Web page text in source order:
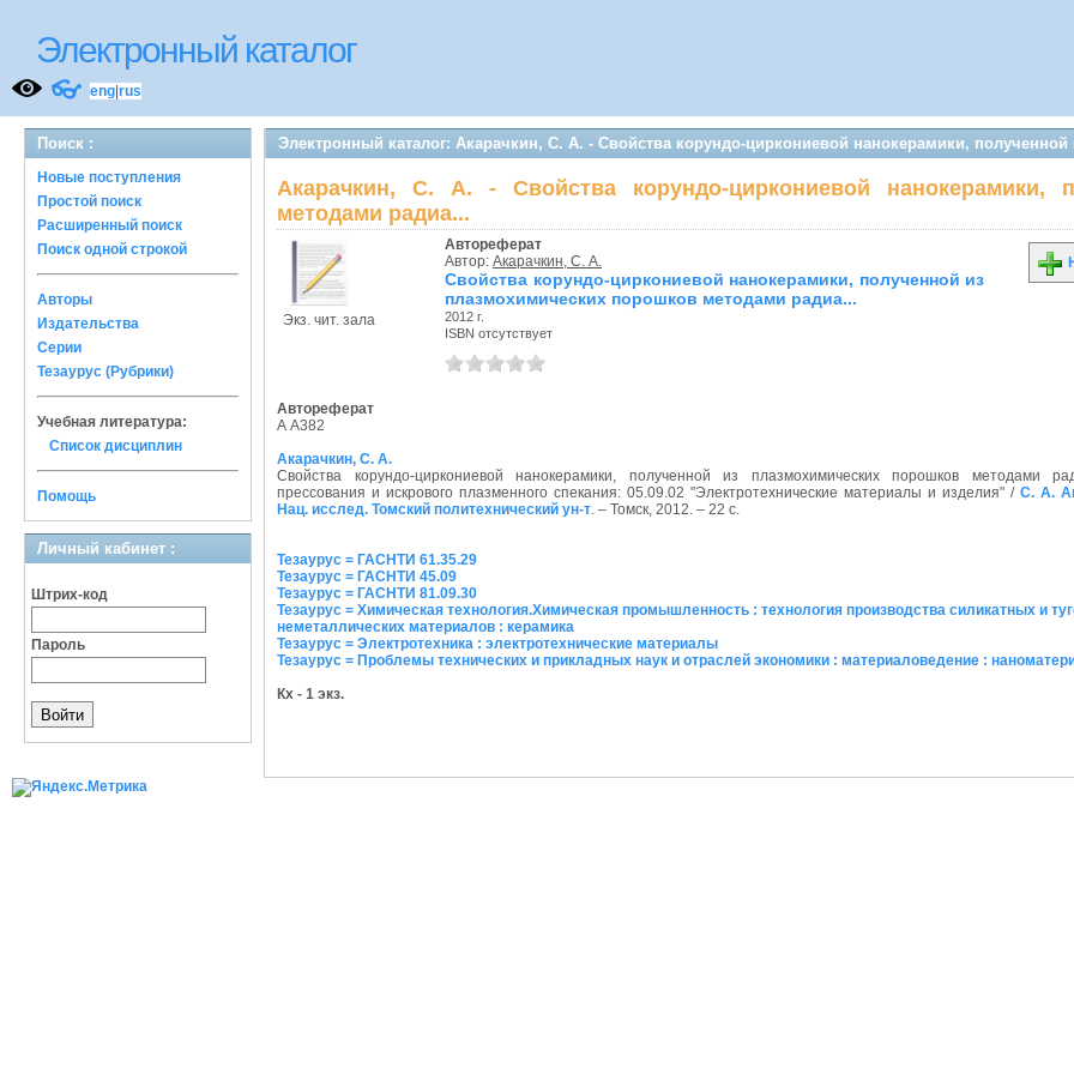
Электронный каталог
👓 eng rus
Поиск :
Новые поступления
Простой поиск
Расширенный поиск
Поиск одной строкой
Авторы
Издательства
Серии
Тезаурус (Рубрики)
Учебная литература:
Список дисциплин
Помощь
Личный кабинет :
Штрих-код
Пароль
Электронный каталог: Акарачкин, С. А. - Свойства корундо-циркониевой нанокерамики,
Акарачкин, С. А. - Свойства корундо-циркониевой нанокерамики,
методами радиа...
Экз. чит. зала
Автореферат
Автор: Акарачкин, С. А.
Свойства корундо-циркониевой нанокерамики, полученной из
плазмохимических порошков методами радиа...
2012 г.
ISBN отсутствует
Автореферат
А А382
Акарачкин, С. А.
Свойства корундо-циркониевой нанокерамики, полученной из плазмохимических порошков методами
прессования и искрового плазменного спекания: 05.09.02 "Электротехнические материалы и изделия" / С. А.
Нац. исслед. Томский политехнический ун-т. – Томск, 2012. – 22 с.
Тезаурус = ГАСНТИ 61.35.29
Тезаурус = ГАСНТИ 45.09
Тезаурус = ГАСНТИ 81.09.30
Тезаурус = Химическая технология.Химическая промышленность : технология производства силикатных и
неметаллических материалов : керамика
Тезаурус = Электротехника : электротехнические материалы
Тезаурус = Проблемы технических и прикладных наук и отраслей экономики : материаловедение :
Кх - 1 экз.